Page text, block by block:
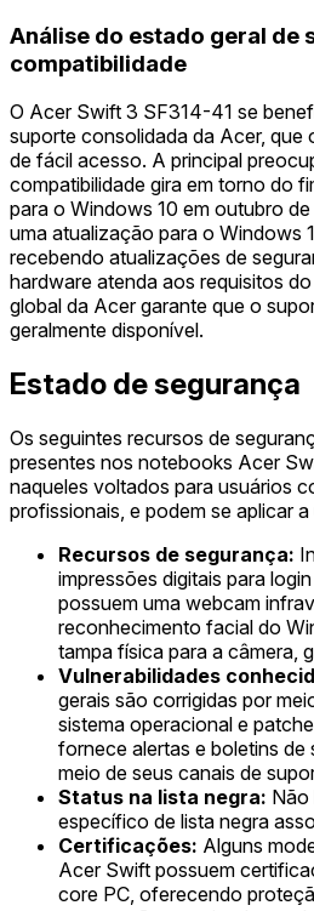
Análise do estado geral de
compatibilidade
O Acer Swift 3 SF314-41 se
suporte consolidada da Acer, que
de fácil acesso. A principal
compatibilidade gira em torno do
para o Windows 10 em outubro
uma atualização para o Windows
recebendo atualizações de
hardware atenda aos requisitos
global da Acer garante que o
geralmente disponível.
Estado de segurança
Os seguintes recursos de
presentes nos notebooks Acer
naqueles voltados para usuários
profissionais, e podem se aplicar
Recursos de segurança:
impressões digitais para
possuem uma webcam
reconhecimento facial do
tampa física para a câmera,
Vulnerabilidades
gerais são corrigidas por
sistema operacional e
fornece alertas e boletins de
meio de seus canais de
Status na lista negra: Não
específico de lista negra
Certificações: Alguns
Acer Swift possuem
core PC, oferecendo